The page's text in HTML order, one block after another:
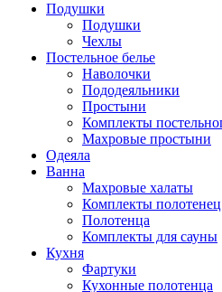
Подушки
Подушки
Чехлы
Постельное белье
Наволочки
Пододеяльники
Простыни
Комплекты
Махровые простыни
Одеяла
Ванна
Махровые халаты
Комплекты полотенец
Полотенца
Комплекты для сауны
Кухня
Фартуки
Кухонные полотенца